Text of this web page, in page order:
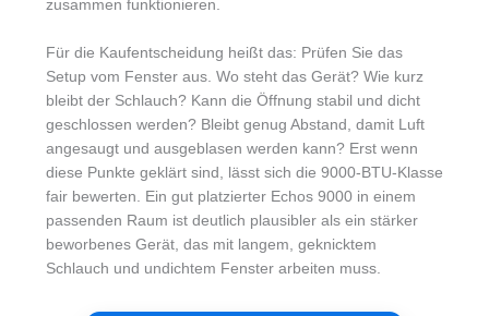
zusammen funktionieren.
Für die Kaufentscheidung heißt das: Prüfen Sie das
Setup vom Fenster aus. Wo steht das Gerät? Wie kurz
bleibt der Schlauch? Kann die Öffnung stabil und dicht
geschlossen werden? Bleibt genug Abstand, damit Luft
angesaugt und ausgeblasen werden kann? Erst wenn
diese Punkte geklärt sind, lässt sich die 9000-BTU-Klasse
fair bewerten. Ein gut platzierter Echos 9000 in einem
passenden Raum ist deutlich plausibler als ein stärker
beworbenes Gerät, das mit langem, geknicktem
Schlauch und undichtem Fenster arbeiten muss.